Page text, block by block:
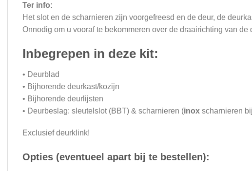
Ter info:
Het slot en de scharnieren zijn voorgefreesd en de deur, de
Onnodig om u vooraf te bekommeren over de draairichting van
Inbegrepen in deze kit:
• Deurblad
• Bijhorende deurkast/kozijn
• Bijhorende deurlijsten
• Deurbeslag: sleutelslot (BBT) & scharnieren (inox scharnieren
Exclusief deurklink!
Opties (eventueel apart bij te bestellen):